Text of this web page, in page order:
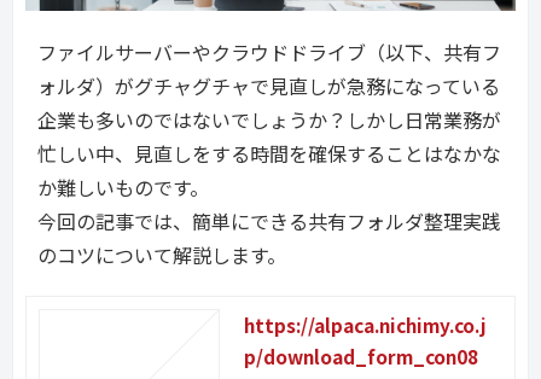
ファイルサーバーやクラウドドライブ（以下、共有フ
ォルダ）がグチャグチャで見直しが急務になっている
企業も多いのではないでしょうか？しかし日常業務が
忙しい中、見直しをする時間を確保することはなかな
か難しいものです。
今回の記事では、簡単にできる共有フォルダ整理実践
のコツについて解説します。
https://alpaca.nichimy.co.j
p/download_form_con08